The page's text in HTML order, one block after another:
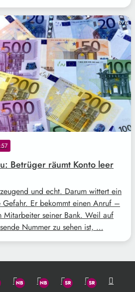
BVZ
Betrüger räumt Konto leer
und echt. Darum wittert ein
Gefahr. Er bekommt einen Anruf –
Mitarbeiter seiner Bank. Weil auf
Nummer zu sehen ist, …